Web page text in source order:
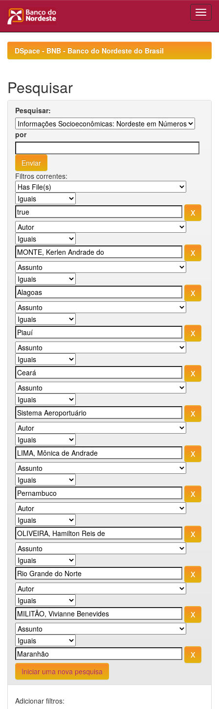
navigationDSpace - BNB - Banco do Nordeste do Brasil
Pesquisar
Pesquisar:
por
Filtros correntes:
Iniciar uma nova pesquisa
Adicionar filtros: